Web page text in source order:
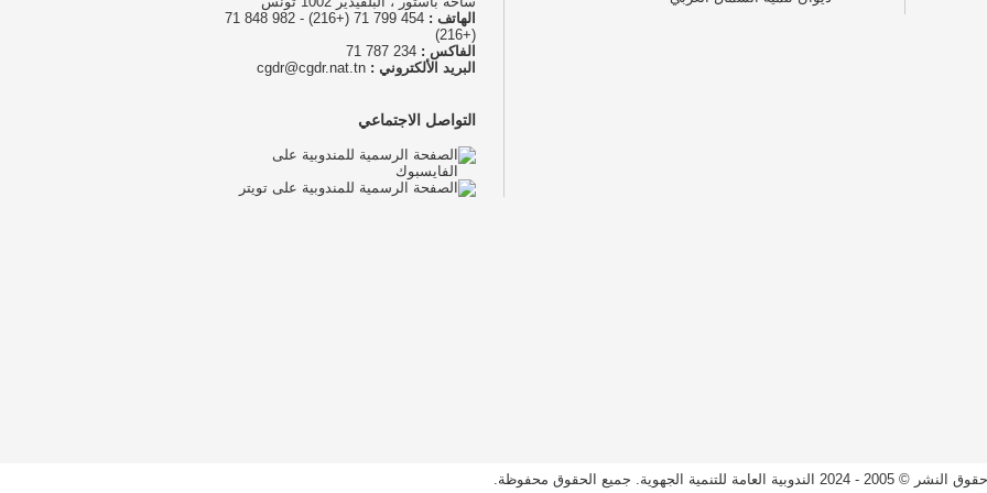
الهاتف :
454 799 71 (+216) - 982 848 71
(+216)
الفاكس :
البريد الألكتروني : cgdr@cgdr.nat.tn
التواصل الاجتماعي
حقوق النشر © 2005 - 2024 الندوبية العامة للتنمية الجهوية. جميع الحقوق محفوظة.